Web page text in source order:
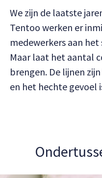
We zijn de laatste
Tentoo werken er
medewerkers aan
Maar laat het aantal
brengen. De lijnen
en het hechte gevoel